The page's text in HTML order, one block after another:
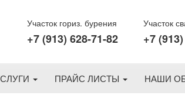
Участок гориз. бурения
+7 (913) 628-71-82
Участок
+7
ПРАЙС ЛИСТЫ НАШИ